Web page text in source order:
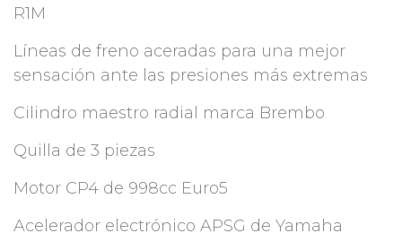
R1M
Líneas de freno aceradas para una mejor
sensación ante las presiones más extremas
Cilindro maestro radial marca Brembo
Quilla de 3 piezas
Motor CP4 de 998cc Euro5
Acelerador electrónico APSG de Yamaha